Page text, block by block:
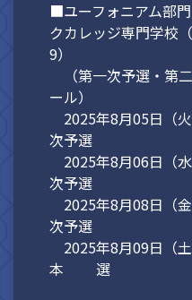
■ユーフォニアム部
クカレッジ専門学校
9）
（第一次予選・第
ール）
2025年8月05日
次予選
2025年8月06日
次予選
2025年8月08日
次予選
2025年8月09日
本 選